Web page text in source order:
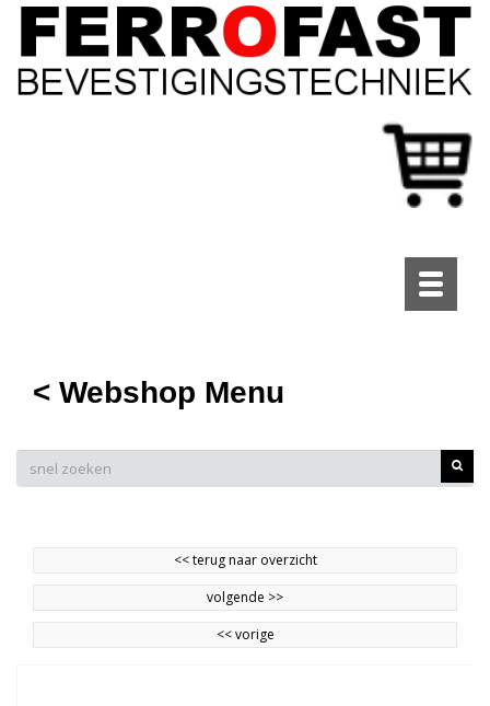
Toggle
< Webshop Menu
<<terug naar overzicht
volgende >>
<<vorige